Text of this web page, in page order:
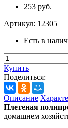
253 руб.
Артикул: 12305
Есть в
Купить
Поделиться:
Описание
Плетеная
домашнем